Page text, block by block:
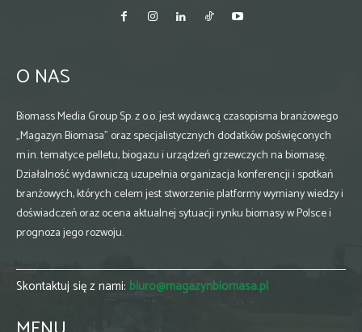
O NAS
Biomass Media Group Sp. z o.o. jest wydawcą czasopisma branżowego
„Magazyn Biomasa” oraz specjalistycznych dodatków poświęconych
m.in. tematyce pelletu, biogazu i urządzeń grzewczych na biomasę.
Działalność wydawniczą uzupełnia organizacja konferencji i spotkań
branżowych, których celem jest stworzenie platformy wymiany wiedzy i
doświadczeń oraz ocena aktualnej sytuacji rynku biomasy w Polsce i
prognoza jego rozwoju.
Skontaktuj się z nami: biuro@magazynbiomasa.pl